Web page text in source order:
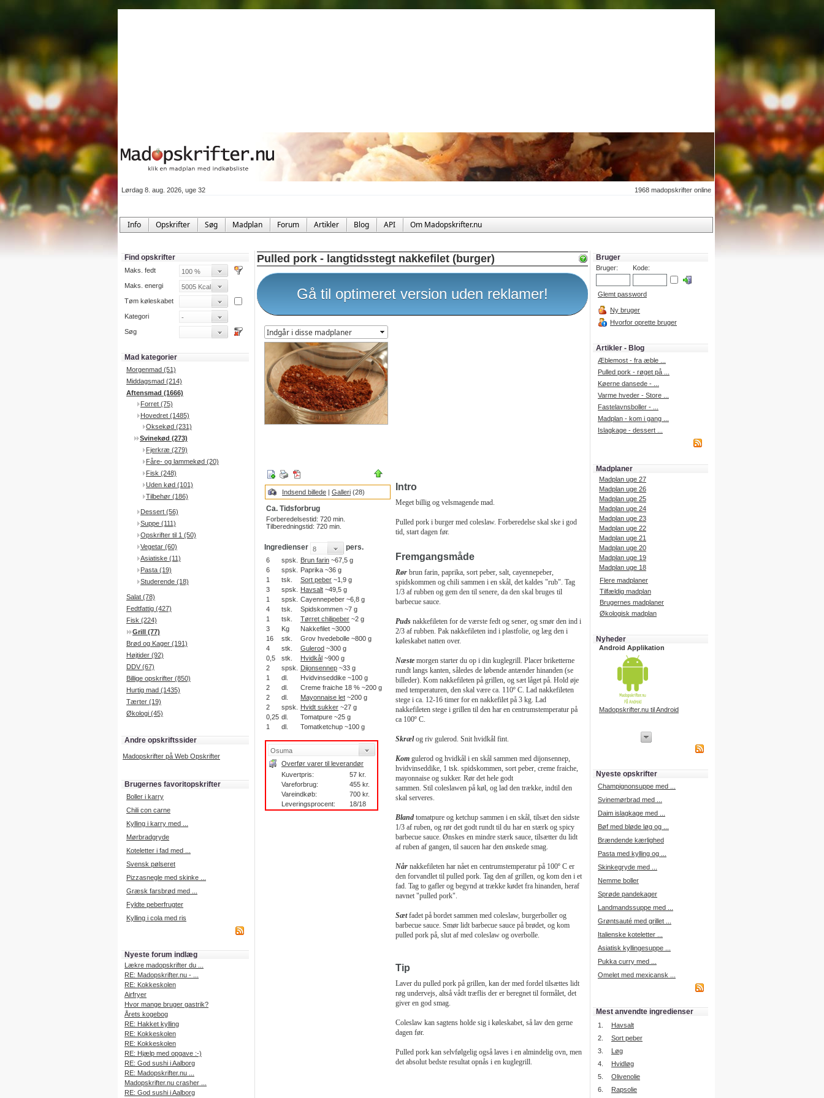
Lørdag 8. aug. 2026, uge 32 1968 madopskrifter online
Info Opskrifter Søg Madplan Forum Artikler Blog API Om Madopskrifter.nu
Find opskrifter
Maks. fedt
Maks. energi
Tøm køleskabet
Kategori
Søg
Mad kategorier
Morgenmad (51)
Middagsmad (214)
Aftensmad (1666)
Forret (75)
Hovedret (1485)
Oksekød (231)
Svinekød (273)
Fjerkræ (279)
Fåre- og lammekød (20)
Fisk (248)
Uden kød (101)
Tilbehør (186)
Dessert (56)
Suppe (111)
Opskrifter til 1 (50)
Vegetar (60)
Asiatiske (11)
Pasta (19)
Studerende (18)
Salat (78)
Fedtfattig (427)
Fisk (224)
Grill (77)
Brød og Kager (191)
Højtider (92)
DDV (67)
Billige opskrifter (850)
Hurtig mad (1435)
Tærter (19)
Økologi (45)
Andre opskriftssider
Madopskrifter på Web Opskrifter
Brugernes favoritopskrifter
Boller i karry
Chili con carne
Kylling i karry med ...
Mørbradgryde
Koteletter i fad med ...
Svensk pølseret
Pizzasnegle med skinke ...
Græsk farsbrød med ...
Fyldte peberfrugter
Kylling i cola med ris
Nyeste forum indlæg
Lækre madopskrifter du ...
RE: Madopskrifter.nu - ...
RE: Kokkeskolen
Airfryer
Hvor mange bruger gastrik?
Årets kogebog
RE: Hakket kylling
RE: Kokkeskolen
RE: Kokkeskolen
RE: Hjælp med opgave :-)
RE: God sushi i Aalborg
RE: Madopskrifter.nu ...
Madopskrifter.nu crasher ...
RE: God sushi i Aalborg
Pulled pork - langtidsstegt nakkefilet (burger)
Gå til optimeret version uden reklamer!
Indsend billede | Galleri (28)
Ca. Tidsforbrug
Forberedelsestid: 720 min.
Tilberedningstid: 720 min.
Ingredienser pers.
6 spsk. Brun farin ~67,5 g
6
spsk.
Paprika ~36 g
1
tsk. Sort peber ~1,9 g
3
spsk. Havsalt ~49,5 g
1
spsk.
Cayennepeber ~6,8 g
4
tsk.
Spidskommen ~7 g
1
tsk. Tørret chilipeber ~2 g
3
Kg
Nakkefilet ~3000
16
stk.
Grov hvedebolle ~800 g
4
stk. Gulerod ~300 g
0,5
stk. Hvidkål ~900 g
2
spsk. Dijonsennep ~33 g
1
dl.
Hvidvinseddike ~100 g
2
dl.
Creme fraiche 18 % ~200 g
2
dl. Mayonnaise let ~200 g
2
spsk. Hvidt sukker ~27 g
0,25 dl.
Tomatpure ~25 g
1
dl. Tomatketchup ~100 g
Overfør varer til leverandør
Kuvertpris:
57 kr.
Vareforbrug:
455 kr.
Vareindkøb:
700 kr.
Leveringsprocent:
18/18
Intro
Meget billig og velsmagende mad.
Pulled pork i burger med coleslaw. Forberedelse skal ske i god
tid, start dagen før.
Fremgangsmåde
Rør brun farin, paprika, sort peber, salt, cayennepeber,
spidskommen og chili sammen i en skål, det kaldes "rub". Tag
1/3 af rubben og gem den til senere, da den skal bruges til
barbecue sauce.
Puds nakkefileten for de værste fedt og sener, og smør den ind i
2/3 af rubben. Pak nakkefileten ind i plastfolie, og læg den i
køleskabet natten over.
Næste morgen starter du op i din kuglegrill. Placer briketterne
rundt langs kanten, således de løbende antænder hinanden (se
billeder). Kom nakkefileten på grillen, og sæt låget på. Hold øje
med temperaturen, den skal være ca. 110º C. Lad nakkefileten
stege i ca. 12-16 timer for en nakkefilet på 3 kg. Lad
nakkefileten stege i grillen til den har en centrumstemperatur på
ca 100º C.
Skrælog riv gulerod. Snit hvidkål fint.
Kom gulerod og hvidkål i en skål sammen med dijonsennep,
hvidvinseddike, 1 tsk. spidskommen, sort peber, creme fraiche,
mayonnaise og sukker. Rør det hele godt
sammen. Stil coleslawen på køl, og lad den trække, indtil den
skal serveres.
Bland tomatpure og ketchup sammen i en skål, tilsæt den sidste
1/3 af ruben, og rør det godt rundt til du har en stærk og spicy
barbecue sauce. Ønskes en mindre stærk sauce, tilsætter du lidt
af ruben af gangen, til saucen har den ønskede smag.
Når nakkefileten har nået en centrumstemperatur på 100º C er
den forvandlet til pulled pork. Tag den af grillen, og kom den i et
fad. Tag to gafler og begynd at trække kødet fra hinanden, heraf
navnet "pulled pork".
Sætfadet på bordet sammen med coleslaw, burgerboller og
barbecue sauce. Smør lidt barbecue sauce på brødet, og kom
pulled pork på, slut af med coleslaw og overbolle.
Tip
Laver du pulled pork på grillen, kan der med fordel tilsættes lidt
røg undervejs, altså vådt træflis der er beregnet til formålet, det
giver en god smag.
Coleslaw kan sagtens holde sig i køleskabet, så lav den gerne
dagen før.
Pulled pork kan selvfølgelig også laves i en almindelig ovn, men
det absolut bedste resultat opnås i en kuglegrill.
Bruger
Bruger: Kode:
Glemt password
Ny bruger
Hvorfor oprette bruger
Artikler - Blog
Æblemost - fra æble ...
Pulled pork - røget på ...
Køerne dansede - ...
Varme hveder - Store ...
Fastelavnsboller - ...
Madplan - kom i gang ...
Islagkage - dessert ...
Madplaner
Madplan uge 27
Madplan uge 26
Madplan uge 25
Madplan uge 24
Madplan uge 23
Madplan uge 22
Madplan uge 21
Madplan uge 20
Madplan uge 19
Madplan uge 18
Flere madplaner
Tilfældig madplan
Brugernes madplaner
Økologisk madplan
Nyheder
Android Applikation
Madopskrifter.nu til Android
iPhone udvikling
Madplan som PDF
Få tilsendt din madplan,
indkøbsliste og opskrifter i en
PDF fil. Du kan derved overføre
din madplan, indkøbsliste og
opskrifter til en hvilken som helst
formatet.
Prøv vores nye tilfældig madplan
sammensæte en madplan, få
systemet til at foreslå, indtil du
finder en du kan lide.
Madvarer i hjemmet
Hold styr på dine madvarer i
køleskabet, fryseren eller
spisekammeret.
Læs mere her.
Nyeste opskrifter
Champignonsuppe med ...
Svinemørbrad med ...
Daim islagkage med ...
Bøf med bløde løg og ...
Brændende kærlighed
Pasta med kylling og ...
Skinkegryde med ...
Nemme boller
Sprøde pandekager
Landmandssuppe med ...
Grøntsauté med grillet ...
Italienske koteletter ...
Asiatisk kyllingesuppe ...
Pukka curry med ...
Omelet med mexicansk ...
Mest anvendte ingredienser
1.
Havsalt
2.
Sort peber
3.
Løg
4.
Hvidløg
5.
Olivenolie
6.
Rapsolie